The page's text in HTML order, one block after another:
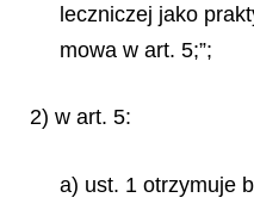
leczniczej jako
mowa w art. 5;”;
2) w art. 5:
a) ust. 1 otrzymuje